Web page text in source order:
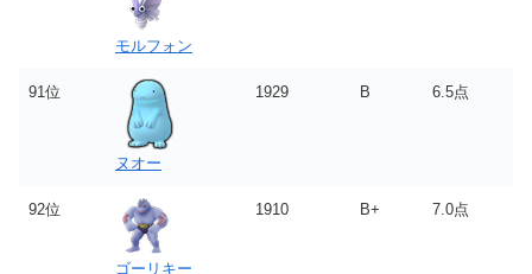
モルフォン
91位
ヌオー
1929 B 6.5点
92位
ゴーリキー
1910 B+ 7.0点